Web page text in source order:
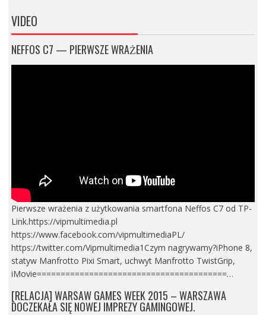
VIDEO
NEFFOS C7 — PIERWSZE WRAŻENIA
Pierwsze wrażenia z użytkowania smartfona Neffos C7 od TP-
Link.https://vipmultimedia.pl
https://www.facebook.com/vipmultimediaPL/
https://twitter.com/Vipmultimedia1Czym nagrywamy?iPhone 8,
statyw Manfrotto Pixi Smart, uchwyt Manfrotto TwistGrip,
iMovie========================================…
[RELACJA] WARSAW GAMES WEEK 2015 – WARSZAWA
DOCZEKAŁA SIĘ NOWEJ IMPREZY GAMINGOWEJ.